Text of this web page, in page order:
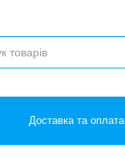
Доставка та оплата